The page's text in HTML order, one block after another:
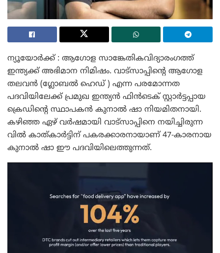
ന്യൂയോർക്ക് : ആഗോള സാങ്കേതികവിദ്യാരംഗത്ത്
ഇന്ത്യക്ക് അഭിമാന നിമിഷം. വാട്സാപ്പിന്റെ ആഗോള
തലവൻ (ഗ്ലോബൽ ഹെഡ് ) എന്ന പരമോന്നത
പദവിയിലേക്ക് പ്രമുഖ ഇന്ത്യൻ ഫിൻടെക് സ്റ്റാർട്ടപ്പായ
ക്രെഡിന്റെ സ്ഥാപകൻ കുനാൽ ഷാ നിയമിതനായി.
കഴിഞ്ഞ ഏഴ് വർഷമായി വാട്സാപ്പിനെ നയിച്ചിരുന്ന
വിൽ കാത്കാർട്ടിന് പകരക്കാരനായാണ് 47-കാരനായ
കുനാൽ ഷാ ഈ പദവിയിലെത്തുന്നത്.